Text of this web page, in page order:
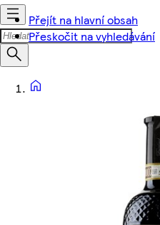
Přejít na hlavní obsah
Přeskočit na vyhledávání